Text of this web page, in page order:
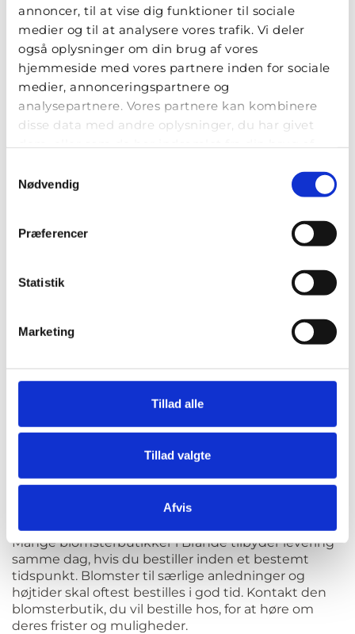
annoncer, til at vise dig funktioner til sociale
medier og til at analysere vores trafik. Vi deler
også oplysninger om din brug af vores
hjemmeside med vores partnere inden for sociale
medier, annonceringspartnere og
analysepartnere. Vores partnere kan kombinere
disse data med andre oplysninger, du har givet
Nødvendig
Præferencer
Statistik
Marketing
Tillad alle
Tillad valgte
Afvis
Tilbyder de blomster til særlige anledninger og
begivenheder?
De fleste blomsterbutikker i Brande tilbyder
buketter, dekorationer, kranse og andre
blomsterarrangementer til konfirmation, bryllup,
påske, begravelse og andre særlige lejligheder.
Udvalget varierer, så kontakt den enkelte
blomsterbutik for mere info.
Levering inden for Brandes postnumre pålægges et
fragtgebyr, som fastsættes af den enkelte
tjekke den aktuelle pris hos den blomsterbutik, du
vil bestille fra.
Leverer de også i weekenden og på helligdage i
Brande?
weekenden og på helligdage. Der kan gælde
særlige tidsfrister og ekstra gebyrer. Tjek derfor
Tilbyder de gaveindpakning, og hvad koster det?
De fleste blomsterbutikker i Brande tilbyder
del af prisen eller mod et gebyr. Prisen og
mulighederne for gaveindpakning varierer fra
blomsterbutik til blomsterbutik. Vi anbefaler derfor,
at du tjekker prisen hos den enkelte blomsterbutik
Hvor lang tid i forvejen skal jeg bestille blomster?
Mange blomsterbutikker i Brande tilbyder levering
samme dag, hvis du bestiller inden et bestemt
tidspunkt. Blomster til særlige anledninger og
højtider skal oftest bestilles i god tid. Kontakt den
blomsterbutik, du vil bestille hos, for at høre om
deres frister og muligheder.